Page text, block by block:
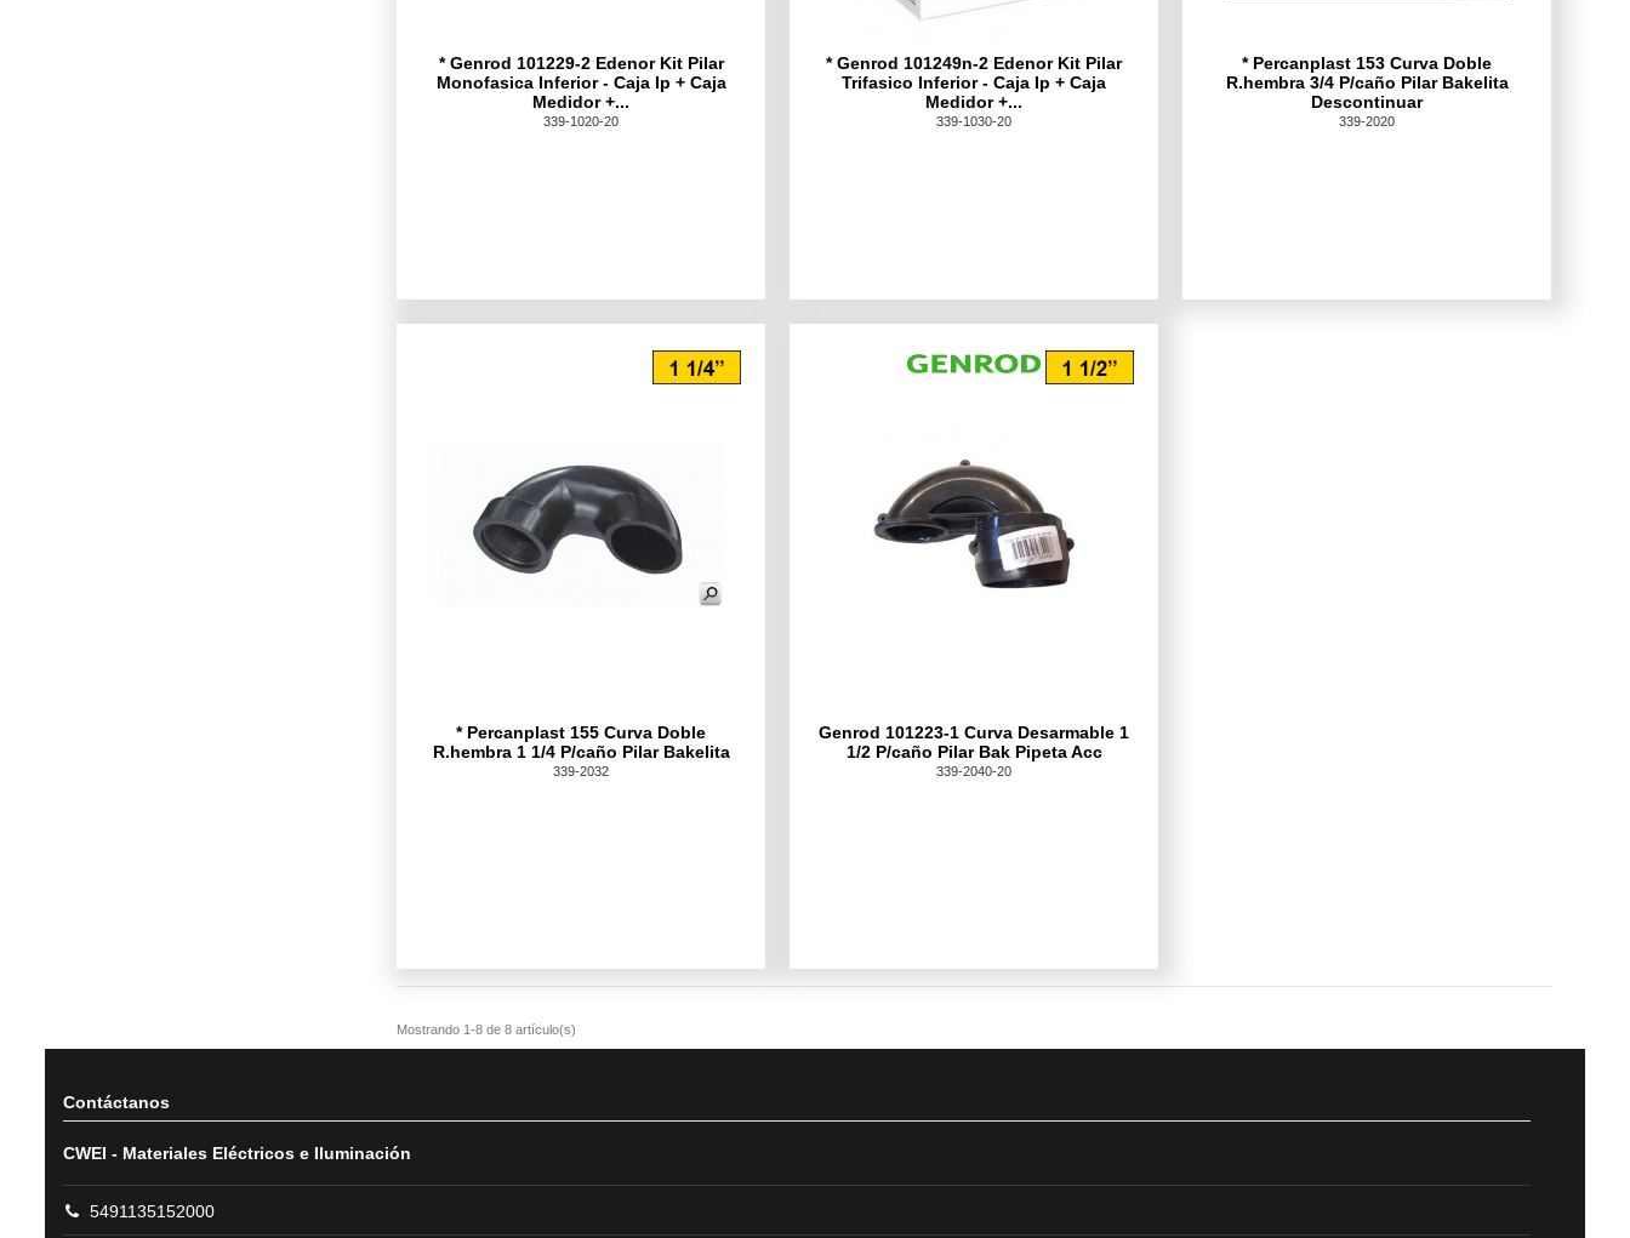
* Genrod 101229-2 Edenor Kit Pilar
Monofasica Inferior - Caja Ip + Caja
Medidor +...
339-1020-20
* Genrod 101249n-2 Edenor Kit Pilar
Trifasico Inferior - Caja Ip + Caja
Medidor +...
339-1030-20
* Percanplast 153 Curva Doble
R.hembra 3/4 P/caño Pilar Bakelita
Descontinuar
339-2020
* Percanplast 155 Curva Doble
R.hembra 1 1/4 P/caño Pilar Bakelita
339-2032
Genrod 101223-1 Curva Desarmable 1
1/2 P/caño Pilar Bak Pipeta Acc
339-2040-20
Contáctanos
CWEI - Materiales Eléctricos e Iluminación
5491135152000